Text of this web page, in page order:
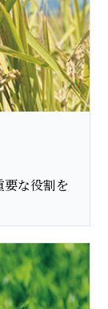
な役割を